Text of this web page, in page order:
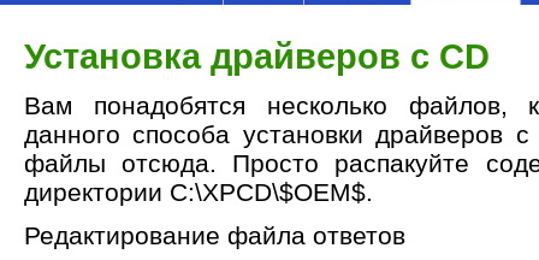
Установка драйверов с CD
Вам понадобятся несколько файлов,
данного способа установки драйверов
файлы отсюда. Просто распакуйте
директории C:\XPCD\$OEM$.
Редактирование файла ответов